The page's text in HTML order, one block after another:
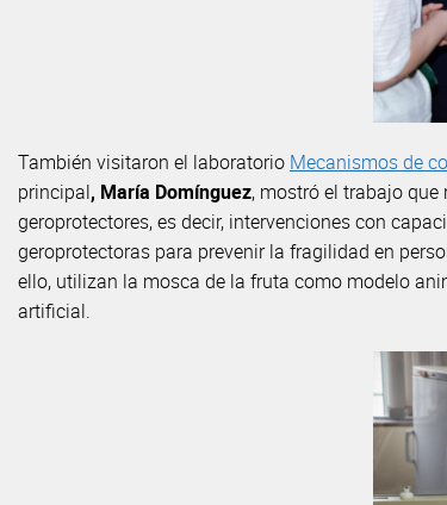
También visitaron el laboratorio Mecanismos de
principal, María Domínguez, mostró el trabajo que
geroprotectores, es decir, intervenciones con
geroprotectoras para prevenir la fragilidad en
ello, utilizan la mosca de la fruta como modelo
artificial.